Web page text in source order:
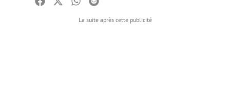
Facebook
TwitterWhatsapp
Reddit